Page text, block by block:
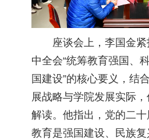
座谈会上，李国金
中全会“统筹教育强国、
国建设”的核心要义，结
展战略与学院发展实际
解读。他指出，党的二
教育是强国建设、民族